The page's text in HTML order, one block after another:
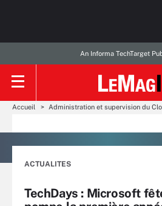
An Informa TechTarget
Accueil Administration et supervision du
ACTUALITES
TechDays : Microsoft